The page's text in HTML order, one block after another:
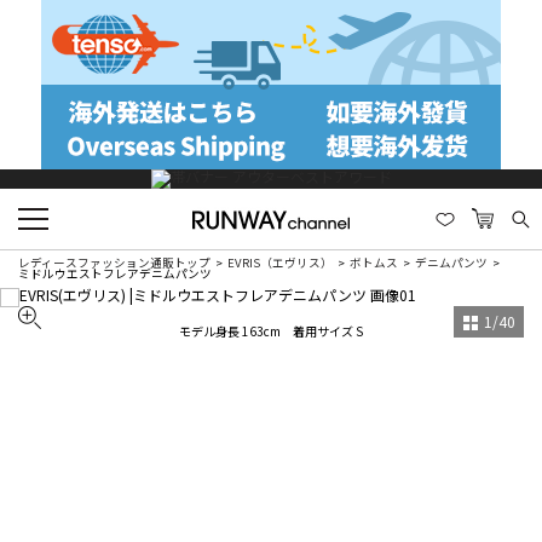
レディースファッション通販トップ EVRIS（エヴリス） ボトムス デニムパンツ
ミドルウエストフレアデニムパンツ
モデル身長 163cm 着用サイズ S 1 /40